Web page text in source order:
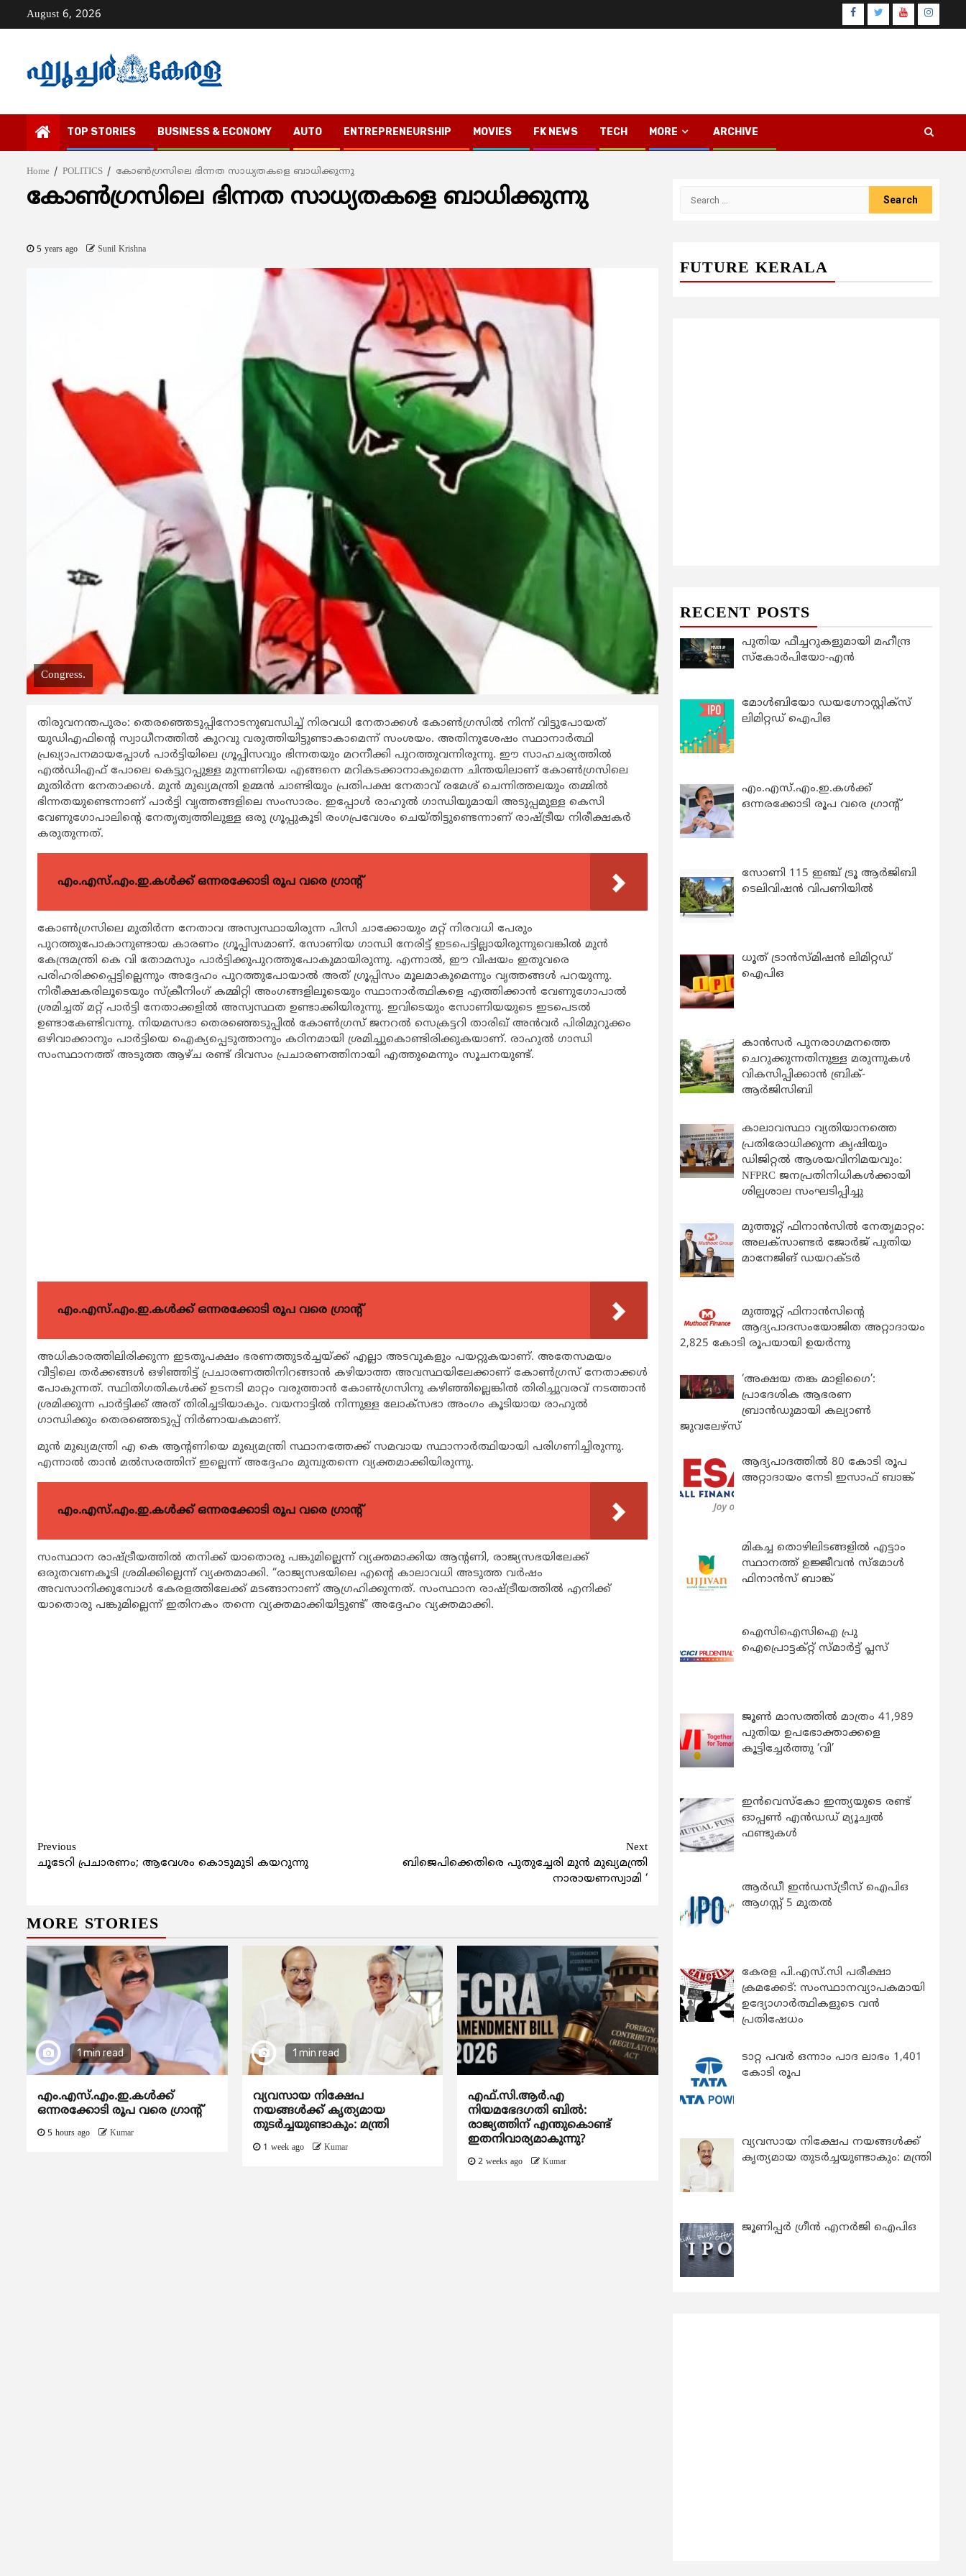
August 6, 2026 Facebook
TwitterYoutube
TOP STORIES BUSINESS & ECONOMY AUTO ENTREPRENEURSHIP MOVIES FK NEWS TECH MORE ARCHIVE
Home POLITICS കോണ്‍ഗ്രസിലെ ഭിന്നത സാധ്യതകളെ ബാധിക്കുന്നു
കോണ്‍ഗ്രസിലെ ഭിന്നത സാധ്യതകളെ ബാധിക്കുന്നു
5 years ago Sunil Krishna
Congress.
തിരുവനന്തപുരം: തെരഞ്ഞെടുപ്പിനോടനുബന്ധിച്ച് നിരവധി നേതാക്കള്‍ കോണ്‍ഗ്രസില്‍ നിന്ന് വിട്ടുപോയത്
യുഡിഎഫിന്‍റെ സ്വാധീനത്തില്‍ കുറവു വരുത്തിയിട്ടുണ്ടാകാമെന്ന് സംശയം. അതിനുശേഷം സ്ഥാനാര്‍ത്ഥി
പ്രഖ്യാപനമായപ്പോള്‍ പാര്‍ട്ടിയിലെ ഗ്രൂപ്പിസവും ഭിന്നതയും മറനീക്കി പുറത്തുവന്നിരുന്നു. ഈ സാഹചര്യത്തില്‍
എല്‍ഡിഎഫ് പോലെ കെട്ടുറപ്പുള്ള മുന്നണിയെ എങ്ങനെ മറികടക്കാനാകുമെന്ന ചിന്തയിലാണ് കോണ്‍ഗ്രസിലെ
മുതിര്‍ന്ന നേതാക്കള്‍. മുന്‍ മുഖ്യമന്ത്രി ഉമ്മന്‍ ചാണ്ടിയും പ്രതിപക്ഷ നേതാവ് രമേശ് ചെന്നിത്തലയും തമ്മില്‍
ഭിന്നതയുണ്ടെന്നാണ് പാര്‍ട്ടി വൃത്തങ്ങളിലെ സംസാരം. ഇപ്പോള്‍ രാഹുല്‍ ഗാന്ധിയുമായി അടുപ്പമുള്ള കെസി
വേണുഗോപാലിന്‍റെ നേതൃത്വത്തിലുള്ള ഒരു ഗ്രൂപ്പുകൂടി രംഗപ്രവേശം ചെയ്തിട്ടുണ്ടെന്നാണ് രാഷ്ട്രീയ നിരീക്ഷകര്‍
കരുതുന്നത്.
എം.എസ്.എം.ഇ.കൾക്ക് ഒന്നരക്കോടി രൂപ വരെ ഗ്രാന്റ്
കോണ്‍ഗ്രസിലെ മുതിര്‍ന്ന നേതാവ അസ്വസ്ഥായിരുന്ന പിസി ചാക്കോയും മറ്റ് നിരവധി പേരും
പുറത്തുപോകാനുണ്ടായ കാരണം ഗ്രൂപ്പിസമാണ്. സോണിയ ഗാന്ധി നേരിട്ട് ഇടപെട്ടില്ലായിരുന്നുവെങ്കില്‍ മുന്‍
കേന്ദ്രമന്ത്രി കെ വി തോമസും പാര്‍ട്ടിക്കുപുറത്തുപോകുമായിരുന്നു. എന്നാല്‍, ഈ വിഷയം ഇതുവരെ
പരിഹരിക്കപ്പെട്ടില്ലെന്നും അദ്ദേഹം പുറത്തുപോയാല്‍ അത് ഗ്രൂപ്പിസം മൂലമാകുമെന്നും വൃത്തങ്ങള്‍ പറയുന്നു.
നിരീക്ഷകരിലൂടെയും സ്ക്രീനിംഗ് കമ്മിറ്റി അംഗങ്ങളിലൂടെയും സ്ഥാനാര്‍ത്ഥികളെ എത്തിക്കാന്‍ വേണുഗോപാല്‍
ശ്രമിച്ചത് മറ്റ് പാര്‍ട്ടി നേതാക്കളില്‍ അസ്വസ്ഥത ഉണ്ടാക്കിയിരുന്നു. ഇവിടെയും സോണിയയുടെ ഇടപെടല്‍
ഉണ്ടാകേണ്ടിവന്നു. നിയമസഭാ തെരഞ്ഞെടുപ്പില്‍ കോണ്‍ഗ്രസ് ജനറല്‍ സെക്രട്ടറി താരിഖ് അന്‍വര്‍ പിരിമുറുക്കം
ഒഴിവാക്കാനും പാര്‍ട്ടിയെ ഐക്യപ്പെടുത്താനും കഠിനമായി ശ്രമിച്ചുകൊണ്ടിരിക്കുകയാണ്. രാഹുല്‍ ഗാന്ധി
സംസ്ഥാനത്ത് അടുത്ത ആഴ്ച രണ്ട് ദിവസം പ്രചാരണത്തിനായി എത്തുമെന്നും സൂചനയുണ്ട്.
എം.എസ്.എം.ഇ.കൾക്ക് ഒന്നരക്കോടി രൂപ വരെ ഗ്രാന്റ്
അധികാരത്തിലിരിക്കുന്ന ഇടതുപക്ഷം ഭരണത്തുടര്‍ച്ചയ്ക്ക് എല്ലാ അടവുകളും പയറ്റുകയാണ്. അതേസമയം
വീട്ടിലെ തര്‍ക്കങ്ങള്‍ ഒഴിഞ്ഞിട്ട് പ്രചാരണത്തിനിറങ്ങാന്‍ കഴിയാത്ത അവസ്ഥയിലേക്കാണ് കോണ്‍ഗ്രസ് നേതാക്കള്‍
പോകുന്നത്. സ്ഥിതിഗതികള്‍ക്ക് ഉടനടി മാറ്റം വരുത്താന്‍ കോണ്‍ഗ്രസിനു കഴിഞ്ഞില്ലെങ്കില്‍ തിരിച്ചുവരവ് നടത്താന്‍
ശ്രമിക്കുന്ന പാര്‍ട്ടിക്ക് അത് തിരിച്ചടിയാകും. വയനാട്ടില്‍ നിന്നുള്ള ലോക്സഭാ അംഗം കൂടിയായ രാഹുല്‍
ഗാന്ധിക്കും തെരഞ്ഞെടുപ്പ് നിര്‍ണായകമാണ്.
മുന്‍ മുഖ്യമന്ത്രി എ കെ ആന്‍റണിയെ മുഖ്യമന്ത്രി സ്ഥാനത്തേക്ക് സമവായ സ്ഥാനാര്‍ത്ഥിയായി പരിഗണിച്ചിരുന്നു.
എന്നാല്‍ താന്‍ മല്‍സരത്തിന് ഇല്ലെന്ന് അദ്ദേഹം മുമ്പുതന്നെ വ്യക്തമാക്കിയിരുന്നു.
എം.എസ്.എം.ഇ.കൾക്ക് ഒന്നരക്കോടി രൂപ വരെ ഗ്രാന്റ്
സംസ്ഥാന രാഷ്ട്രീയത്തില്‍ തനിക്ക് യാതൊരു പങ്കുമില്ലെന്ന് വ്യക്തമാക്കിയ ആന്‍റണി, രാജ്യസഭയിലേക്ക്
ഒരുതവണകൂടി ശ്രമിക്കില്ലെന്ന് വ്യക്തമാക്കി. “രാജ്യസഭയിലെ എന്‍റെ കാലാവധി അടുത്ത വര്‍ഷം
അവസാനിക്കുമ്പോള്‍ കേരളത്തിലേക്ക് മടങ്ങാനാണ് ആഗ്രഹിക്കുന്നത്. സംസ്ഥാന രാഷ്ട്രീയത്തില്‍ എനിക്ക്
യാതൊരു പങ്കുമില്ലെന്ന് ഇതിനകം തന്നെ വ്യക്തമാക്കിയിട്ടുണ്ട്’ അദ്ദേഹം വ്യക്തമാക്കി.
Continue
Reading
Previous
ചൂടേറി പ്രചാരണം; ആവേശം കൊടുമുടി കയറുന്നു
Next
ബിജെപിക്കെതിരെ പുതുച്ചേരി മുന്‍ മുഖ്യമന്ത്രി
നാരായണസ്വാമി ‘
MORE STORIES
1 min read
എം.എസ്.എം.ഇ.കൾക്ക്
ഒന്നരക്കോടി രൂപ വരെ ഗ്രാന്റ്
5 hours ago Kumar
1 min read
വ്യവസായ നിക്ഷേപ
നയങ്ങള്‍ക്ക് കൃത്യമായ
തുടര്‍ച്ചയുണ്ടാകും: മന്ത്രി
1 week ago Kumar
എഫ്.സി.ആര്‍.എ
നിയമഭേദഗതി ബില്‍:
രാജ്യത്തിന് എന്തുകൊണ്ട്
ഇതനിവാര്യമാകുന്നു?
2 weeks ago Kumar
FUTURE KERALA
RECENT POSTS
പുതിയ ഫീച്ചറുകളുമായി മഹീന്ദ്ര
സ്കോർപിയോ-എൻ
മോൾബിയോ ഡയഗ്നോസ്റ്റിക്സ്
ലിമിറ്റഡ് ഐപിഒ
എം.എസ്.എം.ഇ.കൾക്ക്
ഒന്നരക്കോടി രൂപ വരെ ഗ്രാന്റ്
സോണി 115 ഇഞ്ച് ട്രൂ ആർജിബി
ടെലിവിഷൻ വിപണിയിൽ
ധൂത് ട്രാൻസ്മിഷൻ ലിമിറ്റഡ്
ഐപിഒ
കാന്‍സര്‍ പുനരാഗമനത്തെ
ചെറുക്കുന്നതിനുള്ള മരുന്നുകള്‍
വികസിപ്പിക്കാന്‍ ബ്രിക്-
ആര്‍ജിസിബി
കാലാവസ്ഥാ വ്യതിയാനത്തെ
പ്രതിരോധിക്കുന്ന കൃഷിയും
ഡിജിറ്റൽ ആശയവിനിമയവും:
NFPRC ജനപ്രതിനിധികൾക്കായി
ശില്പശാല സംഘടിപ്പിച്ചു
മുത്തൂറ്റ് ഫിനാൻസിൽ നേതൃമാറ്റം:
അലക്സാണ്ടർ ജോർജ് പുതിയ
മാനേജിങ് ഡയറക്ടർ
മുത്തൂറ്റ് ഫിനാൻസിന്റെ
ആദ്യപാദസംയോജിത അറ്റാദായം
2,825 കോടി രൂപയായി ഉയർന്നു
‘അക്ഷയ തങ്ക മാളിഗൈ’:
പ്രാദേശിക ആഭരണ
ബ്രാന്‍ഡുമായി കല്യാണ്‍
ജുവലേഴ്‌സ്
ആദ്യപാദത്തിൽ 80 കോടി രൂപ
അറ്റാദായം നേടി ഇസാഫ് ബാങ്ക്
മികച്ച തൊഴിലിടങ്ങളിൽ എട്ടാം
സ്ഥാനത്ത് ഉജ്ജീവൻ സ്മോൾ
ഫിനാൻസ് ബാങ്ക്
ഐസിഐസിഐ പ്രു
ഐപ്രൊട്ടക്റ്റ് സ്മാർട്ട് പ്ലസ്
ജൂൺ മാസത്തിൽ മാത്രം 41,989
പുതിയ ഉപഭോക്താക്കളെ
കൂട്ടിച്ചേർത്തു ‘വി’
ഇന്‍വെസ്കോ ഇന്ത്യയുടെ രണ്ട്
ഓപ്പണ്‍ എന്‍ഡഡ് മ്യൂച്വല്‍
ഫണ്ടുകള്‍
ആർഡീ ഇൻഡസ്ട്രീസ് ഐപിഒ
ആഗസ്റ്റ് 5 മുതൽ
കേരള പി.എസ്.സി പരീക്ഷാ
ക്രമക്കേട്: സംസ്ഥാനവ്യാപകമായി
ഉദ്യോഗാര്‍ത്ഥികളുടെ വന്‍
പ്രതിഷേധം
ടാറ്റ പവർ ഒന്നാം പാദ ലാഭം 1,401
കോടി രൂപ
വ്യവസായ നിക്ഷേപ നയങ്ങള്‍ക്ക്
കൃത്യമായ തുടര്‍ച്ചയുണ്ടാകും: മന്ത്രി
ജൂണിപ്പർ ഗ്രീൻ എനർജി ഐപിഒ